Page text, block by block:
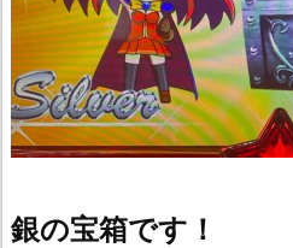
銀の宝箱です！